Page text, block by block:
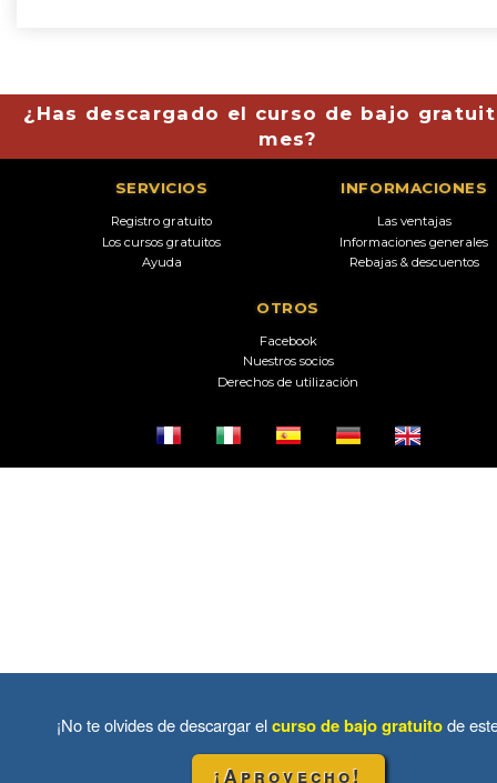
¿Has descargado el curso de bajo
mes?
SERVICIOS
Registro gratuito
Los cursos gratuitos
Ayuda
INFORMACIONES
Las ventajas
Informaciones generales
Rebajas & descuentos
OTROS
Facebook
Nuestros socios
Derechos de utilización
¡No te olvides de descargar elcurso de bajo gratuitode
¡Aprovecho!